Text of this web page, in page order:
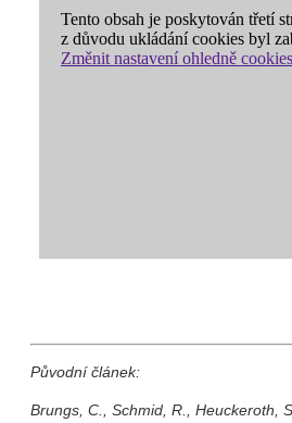
Původní článek:
Brungs, C., Schmid, R., Heuckeroth,